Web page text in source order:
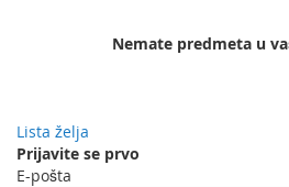
Nemate predmeta u
Lista želja
Prijavite se prvo
E-pošta